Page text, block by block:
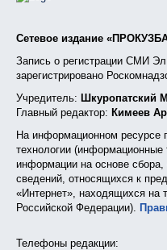
Сетевое издание
Запись о регистрации СМИ
зарегистрировано
Учредитель: Шкуропатский
Главный редактор: Кимеев
На информационном ресурсе
технологии (информационные
информации на основе сбора,
сведений, относящихся к
«Интернет», находящихся на
Российской Федерации).
Телефоны редакции: